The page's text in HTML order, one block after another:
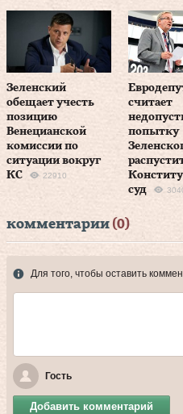
Зеленский
обещает учесть
позицию
Венецианской
комиссии по
ситуации вокруг
КС
22910
считает
попытку
суд
комментарии (0)
Для того, чтобы оставить
Гость
Добавить комментарий